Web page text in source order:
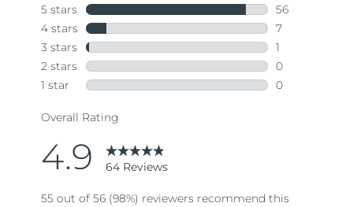
Same
page
link.